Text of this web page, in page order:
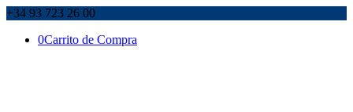
+34 93 723 26 00
0Carrito de Compra